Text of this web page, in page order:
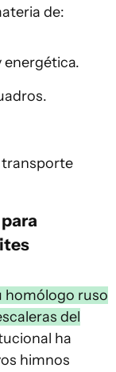
de:
transporte
homólogo ruso
del
ha
himnos